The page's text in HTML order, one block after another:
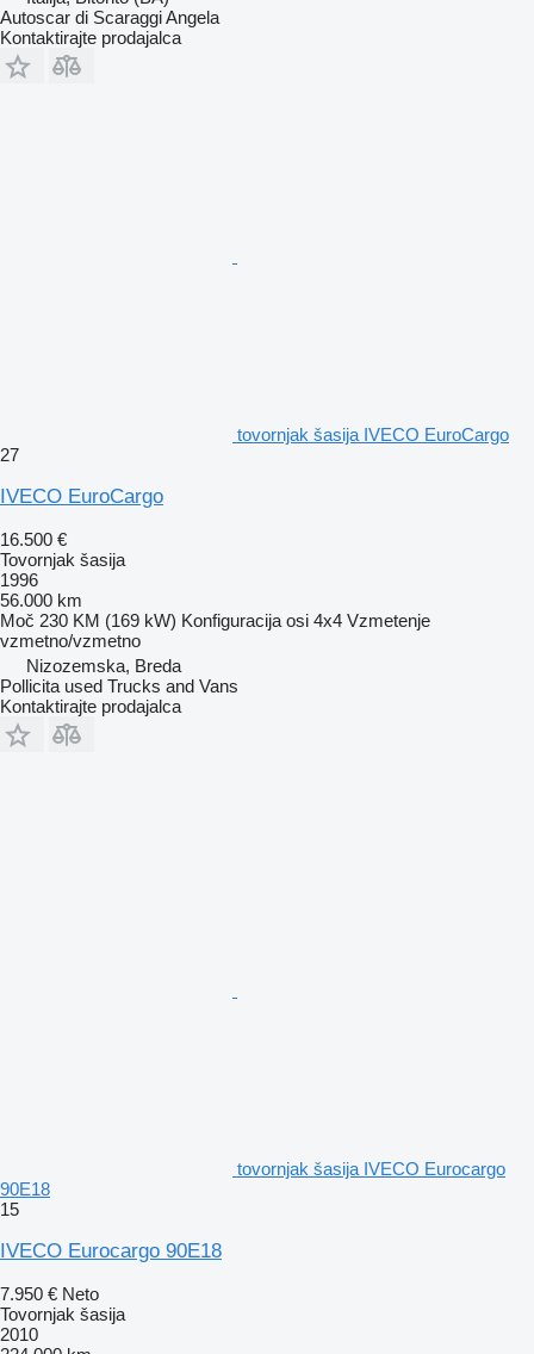
Autoscar di Scaraggi Angela
Kontaktirajte prodajalca
tovornjak šasija IVECO EuroCargo
27
IVECO EuroCargo
16.500 €
Tovornjak šasija
1996
56.000 km
Moč 230 KM (169 kW) Konfiguracija osi 4x4 Vzmetenje
vzmetno/vzmetno
Nizozemska, Breda
Pollicita used Trucks and Vans
Kontaktirajte prodajalca
tovornjak šasija IVECO Eurocargo
90E18
15
IVECO Eurocargo 90E18
7.950 € Neto
Tovornjak šasija
2010